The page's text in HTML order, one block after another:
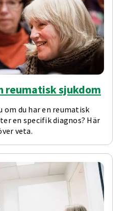
reumatisk sjukdom
om du har en reumatisk
en specifik diagnos? Här
veta.